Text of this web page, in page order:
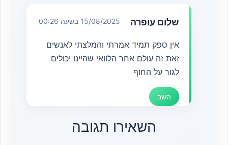
שלום עופרה 15/08/2025 בשעה 00:26
אין ספק תמיד אמרתי והמלצתי לאנשים
זאת זה עולם אחר הלוואי שהיינו יכולים
לגור על החוף
השב
השאירו תגובה